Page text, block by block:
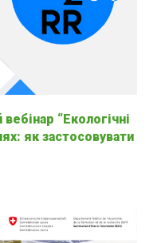
“Екологічні
як застосовувати